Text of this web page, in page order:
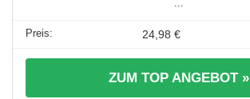
24,98 €
ZUM TOP ANGEBOT »